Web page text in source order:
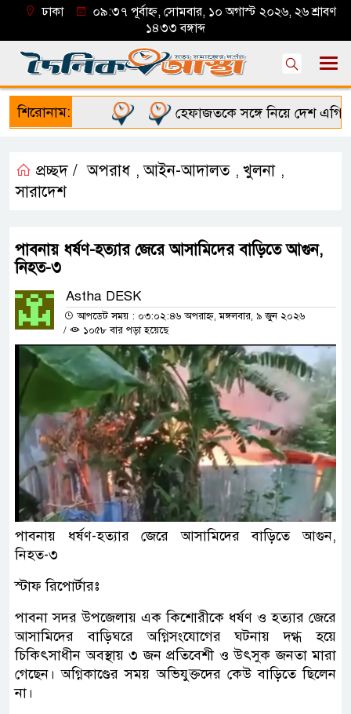
ঢাকা
০৯:৩৭ পূর্বাহ্ন, সোমবার, ১০ অগাস্ট ২০২৬, ২৬ শ্রাবণ
১৪৩৩ বঙ্গাব্দ
শিরোনাম: হেফাজতকে সঙ্গে নিয়ে দেশ এগিয়ে
প্রচ্ছদ / অপরাধ ,আইন-আদালত , খুলনা ,
সারাদেশ
পাবনায় ধর্ষণ-হত্যার জেরে আসামিদের বাড়িতে আগুন,
নিহত-৩
Astha DESK
আপডেট সময় : ০৩:০২:৪৬ অপরাহ্ন, মঙ্গলবার, ৯ জুন ২০২৬
/
১০৫৮ বার পড়া হয়েছে
পাবনায় ধর্ষণ-হত্যার জেরে আসামিদের বাড়িতে আগুন,
নিহত-৩
স্টাফ রিপোর্টারঃ
পাবনা সদর উপজেলায় এক কিশোরীকে ধর্ষণ ও হত্যার জেরে
আসামিদের বাড়িঘরে অগ্নিসংযোগের ঘটনায় দগ্ধ হয়ে
চিকিৎসাধীন অবস্থায় ৩ জন প্রতিবেশী ও উৎসুক জনতা মারা
গেছেন। অগ্নিকাণ্ডের সময় অভিযুক্তদের কেউ বাড়িতে ছিলেন
না।